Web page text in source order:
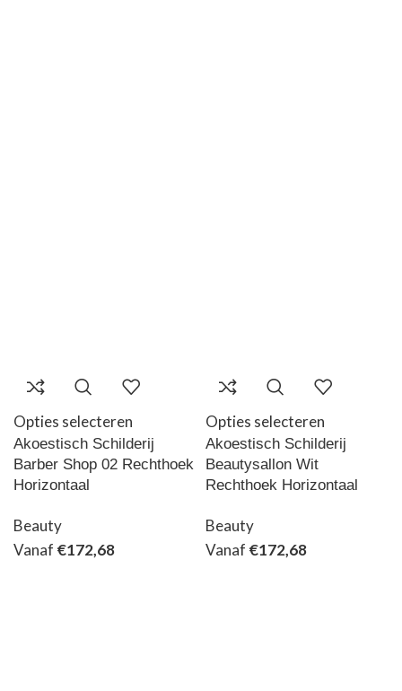
Opties selecteren
Akoestisch Schilderij
Barber Shop 02 Rechthoek
Horizontaal
Beauty
Vanaf €172,68
Opties selecteren
Akoestisch Schilderij
Beautysallon Wit
Rechthoek Horizontaal
Beauty
Vanaf €172,68